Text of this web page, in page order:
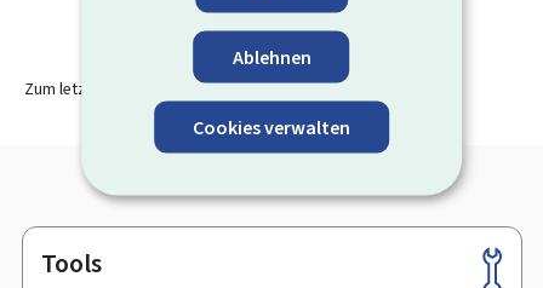
Ablehnen
Cookies verwalten
Zum letzten Mal aktualisiert am17.11.2025
Footer
Tools